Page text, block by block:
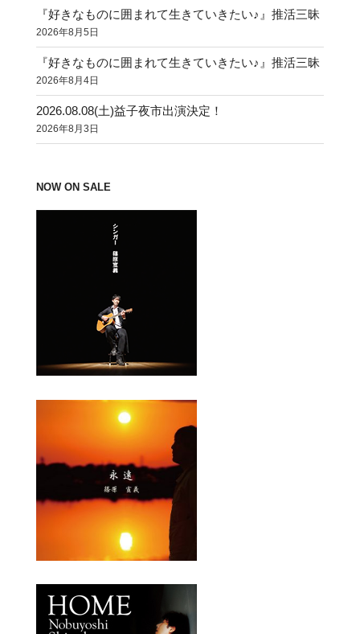
『好きなものに囲まれて生きていきたい♪』推活三昧
2026年8月5日
『好きなものに囲まれて生きていきたい♪』推活三昧
2026年8月4日
2026.08.08(土)益子夜市出演決定！
2026年8月3日
NOW ON SALE